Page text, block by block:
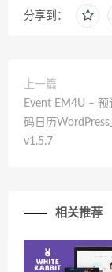
分享到：
上一篇
Event EM4U –
码日历WordPress
v1.5.7
相关推荐